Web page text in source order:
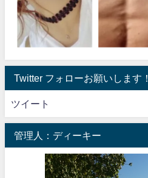
Twitter フォローお願いします！
ツイート
管理人：ディーキー